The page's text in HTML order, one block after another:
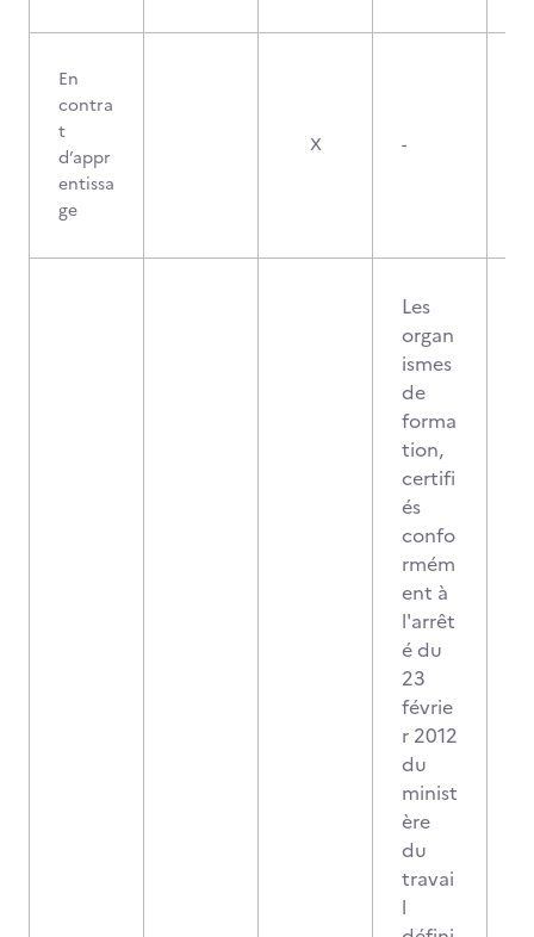
En
contra
t
d’appr
entissa
ge
X -
Les
organ
ismes
de
forma
tion,
certifi
és
confo
rmém
ent à
l'arrêt
é du
23
févrie
r 2012
du
minist
ère
du
travai
l